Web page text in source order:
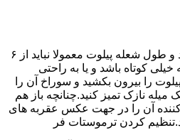
رنگ شعله پیلوت باید آبی باشد و طول شعله پیلوت معمولا نباید از ۶
کوتاه باشد و یا به راحتی
را بیرون بکشید و سوراخ آن را
نازک تمیز کنید.چنانچه باز هم
کننده آن را در جهت عکس عقربه های
کردن ترموستات فر